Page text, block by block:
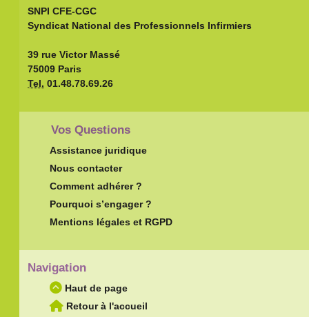
SNPI CFE-CGC
Syndicat National des Professionnels Infirmiers
39 rue Victor Massé
75009 Paris
Tel. 01.48.78.69.26
Vos Questions
Assistance juridique
Nous contacter
Comment adhérer ?
Pourquoi s’engager ?
Mentions légales et RGPD
Navigation
Haut de page
Retour à l'accueil